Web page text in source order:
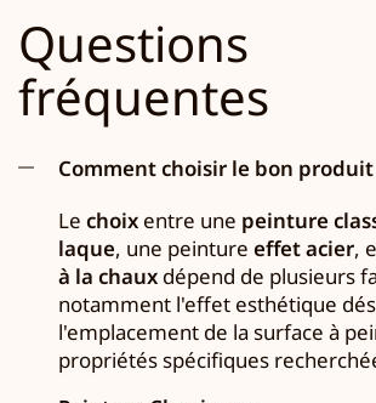
Questions
fréquentes
Comment choisir le bon produit
Le choix entre une peinture
laque, une peinture effet acier,
à la chaux dépend de plusieurs
notamment l'effet esthétique
l'emplacement de la surface à
propriétés spécifiques